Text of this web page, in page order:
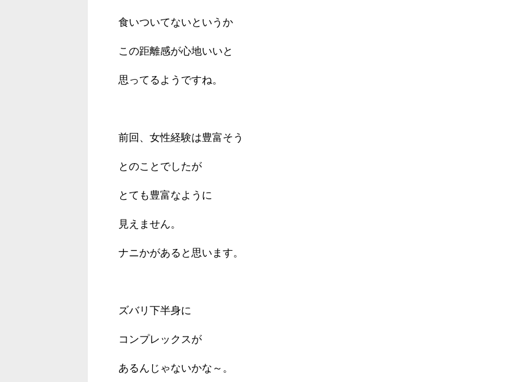
食いついてないというか
この距離感が心地いいと
思ってるようですね。
前回、女性経験は豊富そう
とのことでしたが
とても豊富なように
見えません。
ナニかがあると思います。
ズバリ下半身に
コンプレックスが
あるんじゃないかな～。